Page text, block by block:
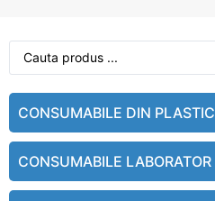
CONSUMABILE DIN PLASTIC
CONSUMABILE LABORATOR